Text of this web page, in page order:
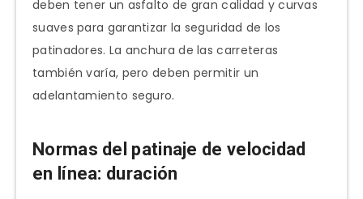
deben tener un asfalto de gran calidad y curvas
suaves para garantizar la seguridad de los
patinadores. La anchura de las carreteras
también varía, pero deben permitir un
adelantamiento seguro.
Normas del patinaje de velocidad
en línea: duración